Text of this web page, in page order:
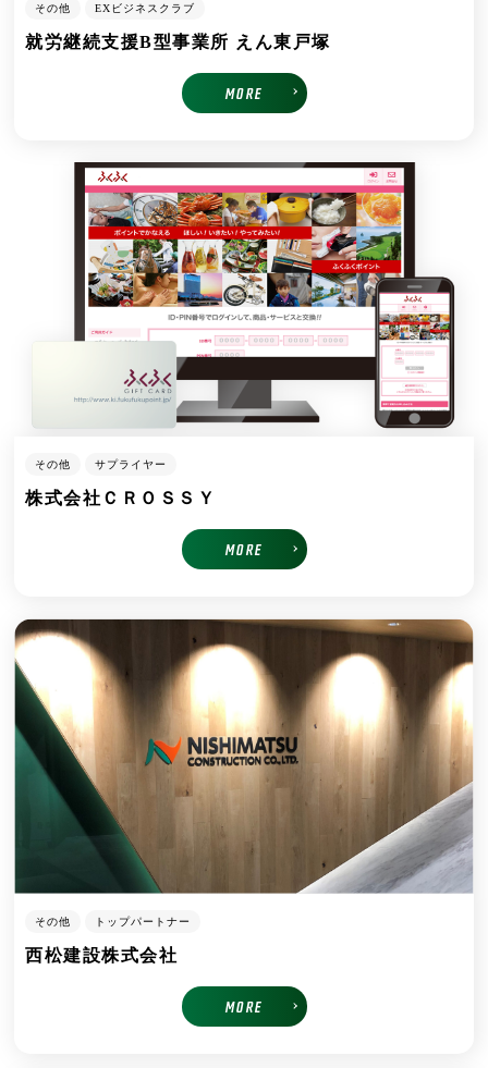
その他 EXビジネスクラブ
就労継続支援B型事業所 えん東戸塚
MORE
その他 サプライヤー
株式会社ＣＲＯＳＳＹ
MORE
その他 トップパートナー
西松建設株式会社
MORE